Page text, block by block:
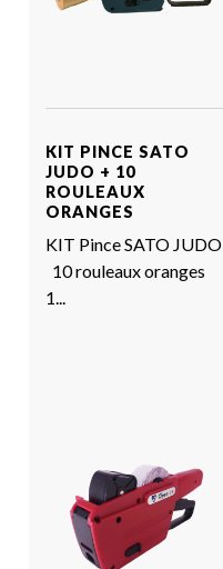
KIT PINCE SATO
JUDO + 10
ROULEAUX
ORANGES
KIT Pince SATO JUDO
10 rouleaux oranges
1...